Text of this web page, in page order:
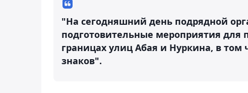
"На сегодняшний день подрядной
подготовительные мероприятия для
границах улиц Абая и Нуркина, в
знаков".